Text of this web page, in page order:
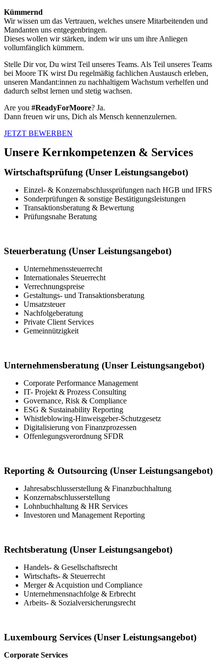
Kümmernd
Wir wissen um das Vertrauen, welches unsere Mitarbeitenden und
Mandanten uns entgegenbringen.
Dieses wollen wir stärken, indem wir uns um ihre Anliegen
vollumfänglich kümmern.
Stelle Dir vor, Du wirst Teil unseres Teams. Als Teil unseres Teams
bei Moore TK wirst Du regelmäßig fachlichen Austausch erleben,
unseren Mandant:innen zu nachhaltigem Wachstum verhelfen und
dadurch selbst lernen und stetig wachsen.
Are you #ReadyForMoore? Ja.
Dann freuen wir uns, Dich als Mensch kennenzulernen.
JETZT BEWERBEN
Unsere Kernkompetenzen & Services
Wirtschaftsprüfung (Unser Leistungsangebot)
Einzel- & Konzernabschlussprüfungen nach HGB und IFRS
Sonderprüfungen & sonstige Bestätigungsleistungen
Transaktionsberatung & Bewertung
Prüfungsnahe Beratung
Steuerberatung (Unser Leistungsangebot)
Unternehmenssteuerrecht
Internationales Steuerrecht
Verrechnungspreise
Gestaltungs- und Transaktionsberatung
Umsatzsteuer
Nachfolgeberatung
Private Client Services
Gemeinnützigkeit
Unternehmensberatung (Unser Leistungsangebot)
Corporate Performance Management
IT- Projekt & Prozess Consulting
Governance, Risk & Compliance
ESG & Sustainability Reporting
Whistleblowing-Hinweisgeber-Schutzgesetz
Digitalisierung von Finanzprozessen
Offenlegungsverordnung SFDR
Reporting & Outsourcing (Unser Leistungsangebot)
Jahresabschlusserstellung & Finanzbuchhaltung
Konzernabschlusserstellung
Lohnbuchhaltung & HR Services
Investoren und Management Reporting
Rechtsberatung (Unser Leistungsangebot)
Handels- & Gesellschaftsrecht
Wirtschafts- & Steuerrecht
Merger & Acquistion und Compliance
Unternehmensnachfolge & Erbrecht
Arbeits- & Sozialversicherungsrecht
Luxembourg Services (Unser Leistungsangebot)
Corporate Services